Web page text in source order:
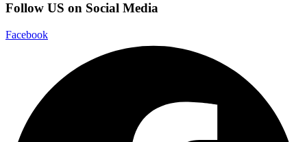
Follow US on Social Media
Facebook